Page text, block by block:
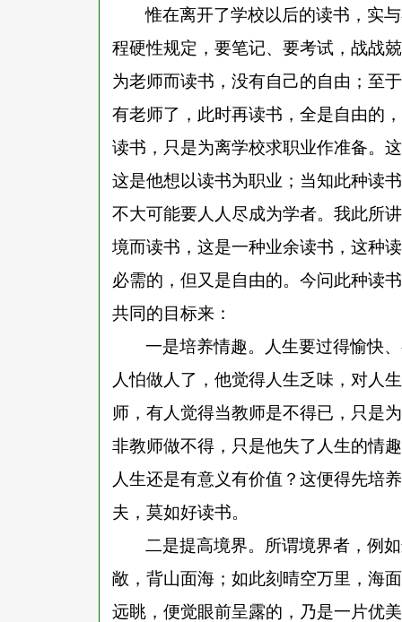
惟在离开了学校以后的读书，实
程硬性规定，要笔记、要考试，战战
为老师而读书，没有自己的自由；至
有老师了，此时再读书，全是自由的
读书，只是为离学校求职业作准备。
这是他想以读书为职业；当知此种读
不大可能要人人尽成为学者。我此所
境而读书，这是一种业余读书，这种
必需的，但又是自由的。今问此种读
共同的目标来 ：
一是培养情趣。人生要过得愉快
人怕做人了，他觉得人生乏味，对人
师，有人觉得当教师是不得已，只是
非教师做不得，只是他失了人生的情
人生还是有意义有价值？这便得先培
夫，莫如好读书。
二是提高境界。所谓境界者，例
敞，背山面海；如此刻晴空万里，海
远眺，便觉眼前呈露的，乃是一片优